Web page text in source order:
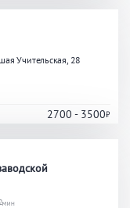
игры
Учительская, 28
2700 - 3500